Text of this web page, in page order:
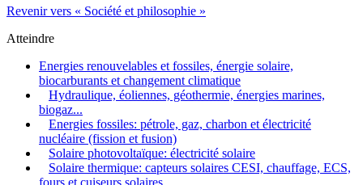
Revenir vers « Société et philosophie »
Atteindre
Energies renouvelables et fossiles, énergie solaire,
biocarburants et changement climatique
Hydraulique, éoliennes, géothermie, énergies marines,
biogaz...
Energies fossiles: pétrole, gaz, charbon et électricité
nucléaire (fission et fusion)
Solaire photovoltaïque: électricité solaire
Solaire thermique: capteurs solaires CESI, chauffage, ECS,
fours et cuiseurs solaires